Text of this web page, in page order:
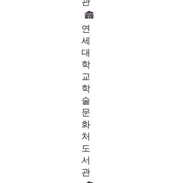
연
세
대
학
교
학
술
문
화
처
도
서
관